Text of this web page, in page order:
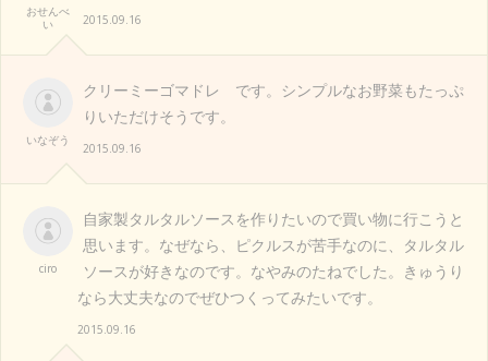
おせんべ
い
2015.09.16
いなぞう
クリーミーゴマドレ です。シンプルなお野菜もたっぷ
りいただけそうです。
2015.09.16
ciro
自家製タルタルソースを作りたいので買い物に行こうと
思います。なぜなら、ピクルスが苦手なのに、タルタル
ソースが好きなのです。なやみのたねでした。きゅうり
なら大丈夫なのでぜひつくってみたいです。
2015.09.16